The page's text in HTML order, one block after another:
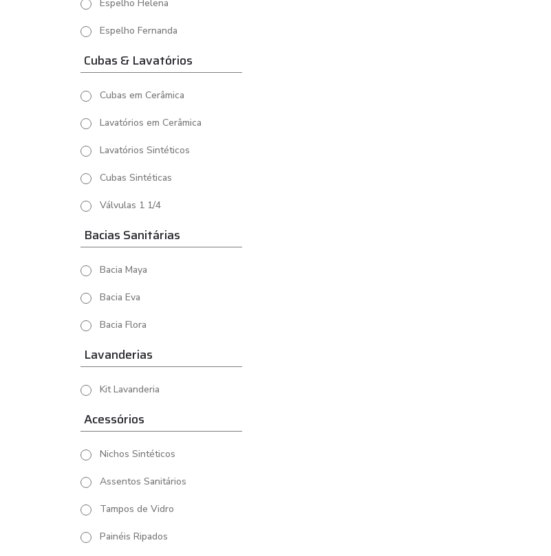
Espelho Helena
Espelho Fernanda
Cubas & Lavatórios
Cubas em Cerâmica
Lavatórios em Cerâmica
Lavatórios Sintéticos
Cubas Sintéticas
Válvulas 1 1/4
Bacias Sanitárias
Bacia Maya
Bacia Eva
Bacia Flora
Lavanderias
Kit Lavanderia
Acessórios
Nichos Sintéticos
Assentos Sanitários
Tampos de Vidro
Painéis Ripados